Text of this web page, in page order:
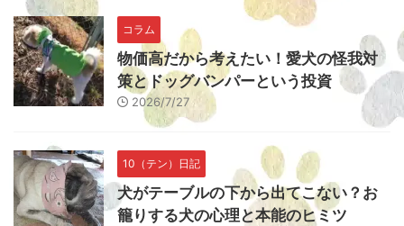
コラム
物価高だから考えたい！愛犬の怪我対
策とドッグバンパーという投資
2026/7/27
10（テン）日記
犬がテーブルの下から出てこない？お
籠りする犬の心理と本能のヒミツ